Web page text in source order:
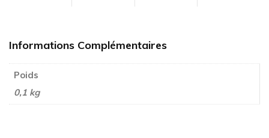
Informations Complémentaires
Poids
0,1 kg